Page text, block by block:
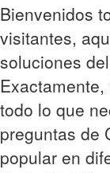
Bienvenidos
visitantes,
soluciones
todo lo que
preguntas de
popular en